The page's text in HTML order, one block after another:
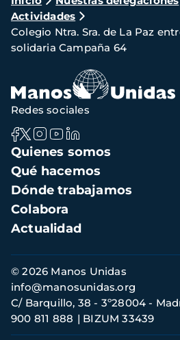
de
navegación
Actividades
Colegio Ntra. Sra. de La Paz
solidaria Campaña 64
Navegación
principal
Quienes somos
Qué hacemos
Dónde trabajamos
Colabora
Actualidad
Redes sociales
Información
de
contacto
© 2026 Manos Unidas
C/ Barquillo, 38 - 3º28004 -
900 811 888
BIZUM 33439
info@manosunidas.org